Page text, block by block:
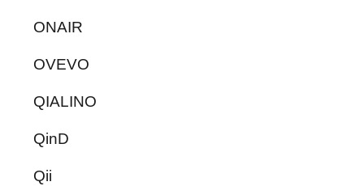
ONAIR
OVEVO
QIALINO
QinD
Qii